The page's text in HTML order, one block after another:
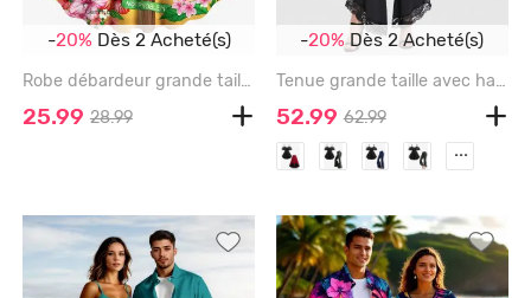
-20% Dès 2 Acheté(s)
Robe débardeur grande taille imprimée cocotiers, hibiscus, perroquets et paysage marin, style hawaïen - SKY BLUE - S
25.99 28.99
-20%Dès 2 Acheté(s)
Tenue grande taille avec haut croisé à manches brodées en jacquard de dentelle fleurie et pantalon évasé taille haute - BLACK
52.99 62.99
...